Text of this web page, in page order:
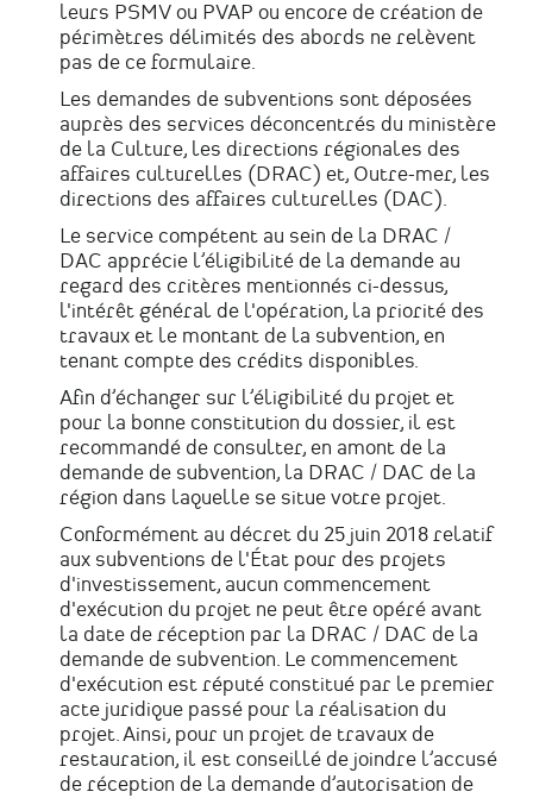
leurs PSMV ou PVAP ou encore de création de
périmètres délimités des abords ne relèvent
pas de ce formulaire.
Les demandes de subventions sont déposées
auprès des services déconcentrés du ministère
de la Culture, les directions régionales des
affaires culturelles (DRAC) et, Outre-mer, les
directions des affaires culturelles (DAC).
Le service compétent au sein de la DRAC /
DAC apprécie l’éligibilité de la demande au
regard des critères mentionnés ci-dessus,
l'intérêt général de l'opération, la priorité des
travaux et le montant de la subvention, en
tenant compte des crédits disponibles.
Afin d’échanger sur l’éligibilité du projet et
pour la bonne constitution du dossier, il est
recommandé de consulter, en amont de la
demande de subvention, la DRAC / DAC de la
région dans laquelle se situe votre projet.
Conformément au décret du 25 juin 2018 relatif
aux subventions de l'État pour des projets
d'investissement, aucun commencement
d'exécution du projet ne peut être opéré avant
la date de réception par la DRAC / DAC de la
demande de subvention. Le commencement
d'exécution est réputé constitué par le premier
acte juridique passé pour la réalisation du
projet. Ainsi, pour un projet de travaux de
restauration, il est conseillé de joindre l’accusé
de réception de la demande d’autorisation de